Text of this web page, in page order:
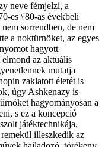
neve fémjelzi, a
es \'80-as évekbeli
sorrendben, de nem
a noktürnöket, az egyes
hagyott
az aktuális
mutatja
zaklatott életét is
úgy Ashkenazy is
hagyományosan a
s ez a koncepció
játéktechnikája,
illeszkedik az